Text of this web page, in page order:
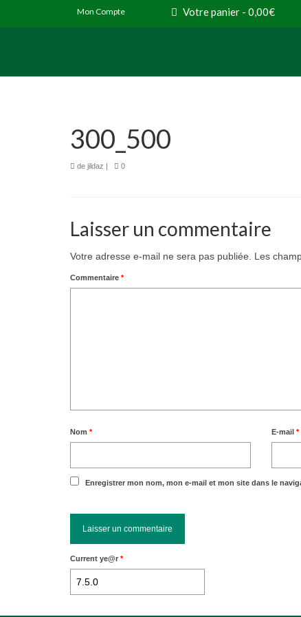
Mon Compte Votre panier - 0,00€
300_500
de jildaz | 0
Laisser un commentaire
Votre adresse e-mail ne sera pas publiée. Les
Commentaire *
Nom * E-mail *
Enregistrer mon nom, mon e-mail et mon site dans le
Current ye@r *